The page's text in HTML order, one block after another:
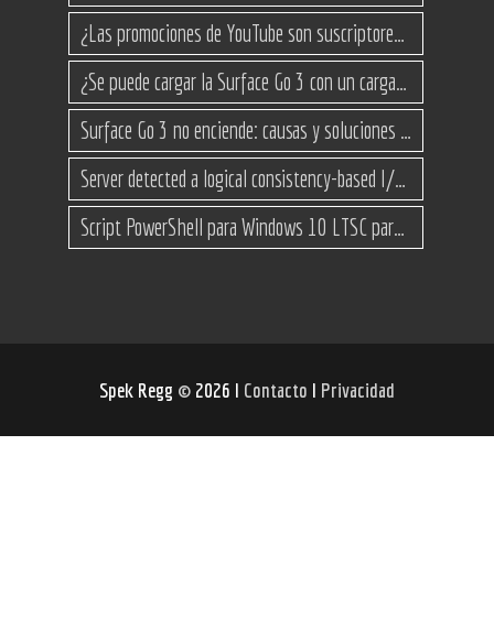
¿Las promociones de YouTube son suscriptores reales o bots? Esta es la Verdad
¿Se puede cargar la Surface Go 3 con un cargador USB-C de teléfono?
Surface Go 3 no enciende: causas y soluciones paso a paso para que arranque
Server detected a logical consistency-based I/O error: incorrect pageid
Script PowerShell para Windows 10 LTSC para recuperar espacio
Spek Regg © 2026 I Contacto I Privacidad